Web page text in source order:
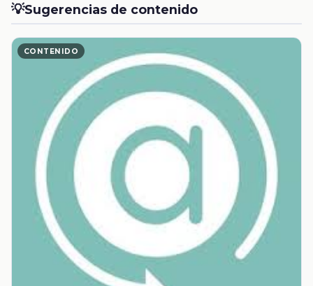
💡Sugerencias de contenido
CONTENIDO